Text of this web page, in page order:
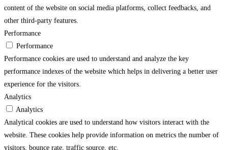
content of the website on social media platforms, collect feedbacks, and
other third-party features.
Performance
Performance
Performance cookies are used to understand and analyze the key
performance indexes of the website which helps in delivering a better user
experience for the visitors.
Analytics
Analytics
Analytical cookies are used to understand how visitors interact with the
website. These cookies help provide information on metrics the number of
visitors, bounce rate, traffic source, etc.